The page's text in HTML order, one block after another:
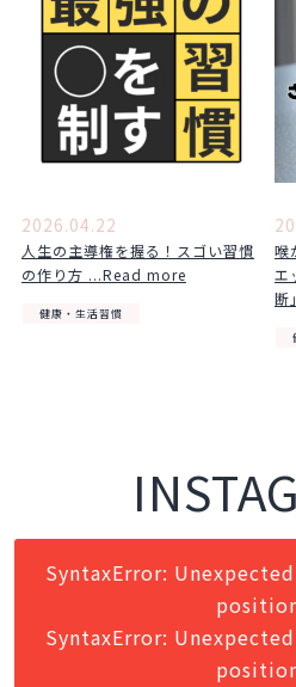
2026.04.22
人生の主導権を握る！スゴい習慣
の作り方 ...Read more
健康・生活習慣
喉
エ
断
SyntaxError:
SyntaxError: